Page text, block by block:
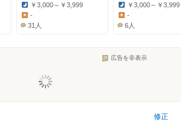
Dinner:
￥3,000～￥3,999
-
31人
Dinner:
￥3,000～￥3,999
-
6人
広告を非表示
修正